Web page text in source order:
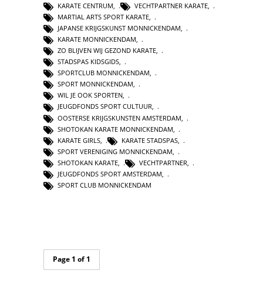
KARATE CENTRUM
VECHTPARTNER KARATE
MARTIAL ARTS SPORT KARATE
JAPANSE KRIJGSKUNST MONNICKENDAM,
KARATE MONNICKENDAM,
ZO BLIJVEN WIJ GEZOND KARATE,
STADSPAS KIDSGIDS,
SPORTCLUB MONNICKENDAM,
SPORT MONNICKENDAM,
WIL JE OOK SPORTEN,
JEUGDFONDS SPORT CULTUUR,
OOSTERSE KRIJGSKUNSTEN AMSTERDAM
SHOTOKAN KARATE MONNICKENDAM
KARATE GIRLS
KARATE STADSPAS
SPORT VERENIGING MONNICKENDAM
SHOTOKAN KARATE
VECHTPARTNER
JEUGDFONDS SPORT AMSTERDAM
SPORT CLUB MONNICKENDAM
Page 1 of 1